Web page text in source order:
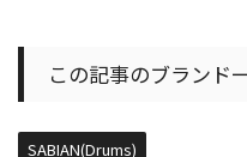
この記事のブランド
SABIAN(Drums)